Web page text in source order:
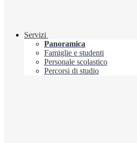
Servizi
Panoramica
Famiglie e studenti
Personale scolastico
Percorsi di studio